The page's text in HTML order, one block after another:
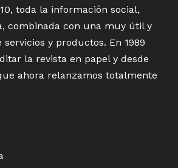
toda la información social,
combinada con una muy útil y
y productos. En 1989
la revista en papel y desde
ahora relanzamos totalmente